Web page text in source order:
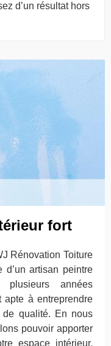
d’un résultat hors
fort
Rénovation Toiture
artisan peintre
années
apte à entreprendre
de qualité. En nous
pouvoir apporter
espace intérieur.